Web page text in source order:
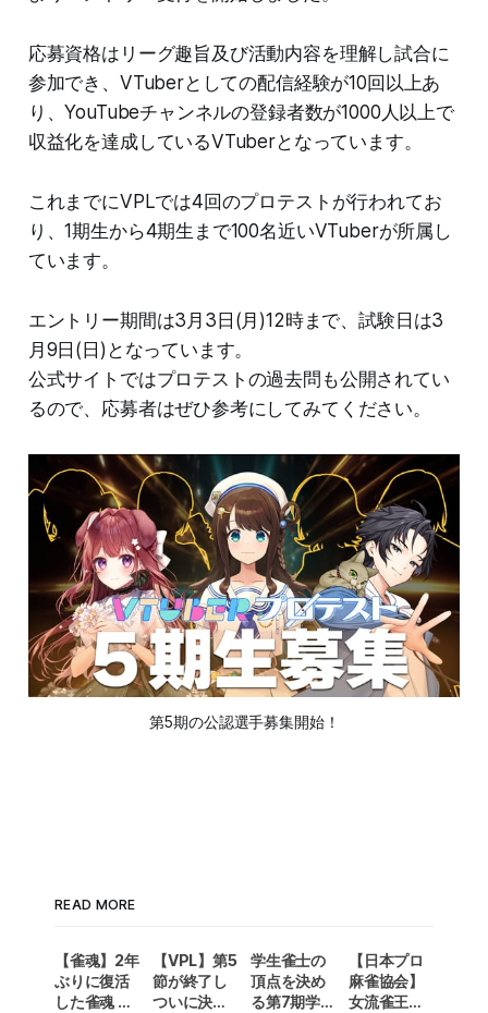
応募資格はリーグ趣旨及び活動内容を理解し試合に
参加でき、VTuberとしての配信経験が10回以上あ
り、YouTubeチャンネルの登録者数が1000人以上で
収益化を達成しているVTuberとなっています。
これまでにVPLでは4回のプロテストが行われてお
り、1期生から4期生まで100名近いVTuberが所属し
ています。
エントリー期間は3月3日(月)12時まで、試験日は3
月9日(日)となっています。
公式サイトではプロテストの過去問も公開されてい
るので、応募者はぜひ参考にしてみてください。
第5期の公認選手募集開始！
READ MORE
【雀魂】2年
ぶりに復活
した雀魂 企
【VPL】第5
節が終了し
ついに決勝
学生雀士の
頂点を決め
る第7期学生
【日本プロ
麻雀協会】
女流雀王戦